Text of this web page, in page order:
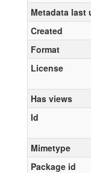
Metadata last
Created
Format
License
Has views
Id
Mimetype
Package id